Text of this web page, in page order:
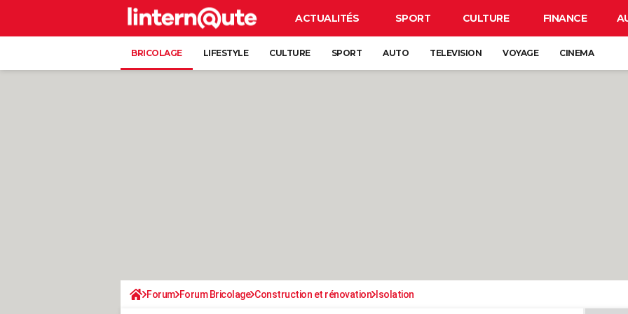
ACTUALITÉS SPORT CULTURE FINANCE
BRICOLAGE LIFESTYLE CULTURE SPORT AUTO TELEVISION VOYAGE CINEMA
Forum Forum Bricolage Construction et rénovation Isolation